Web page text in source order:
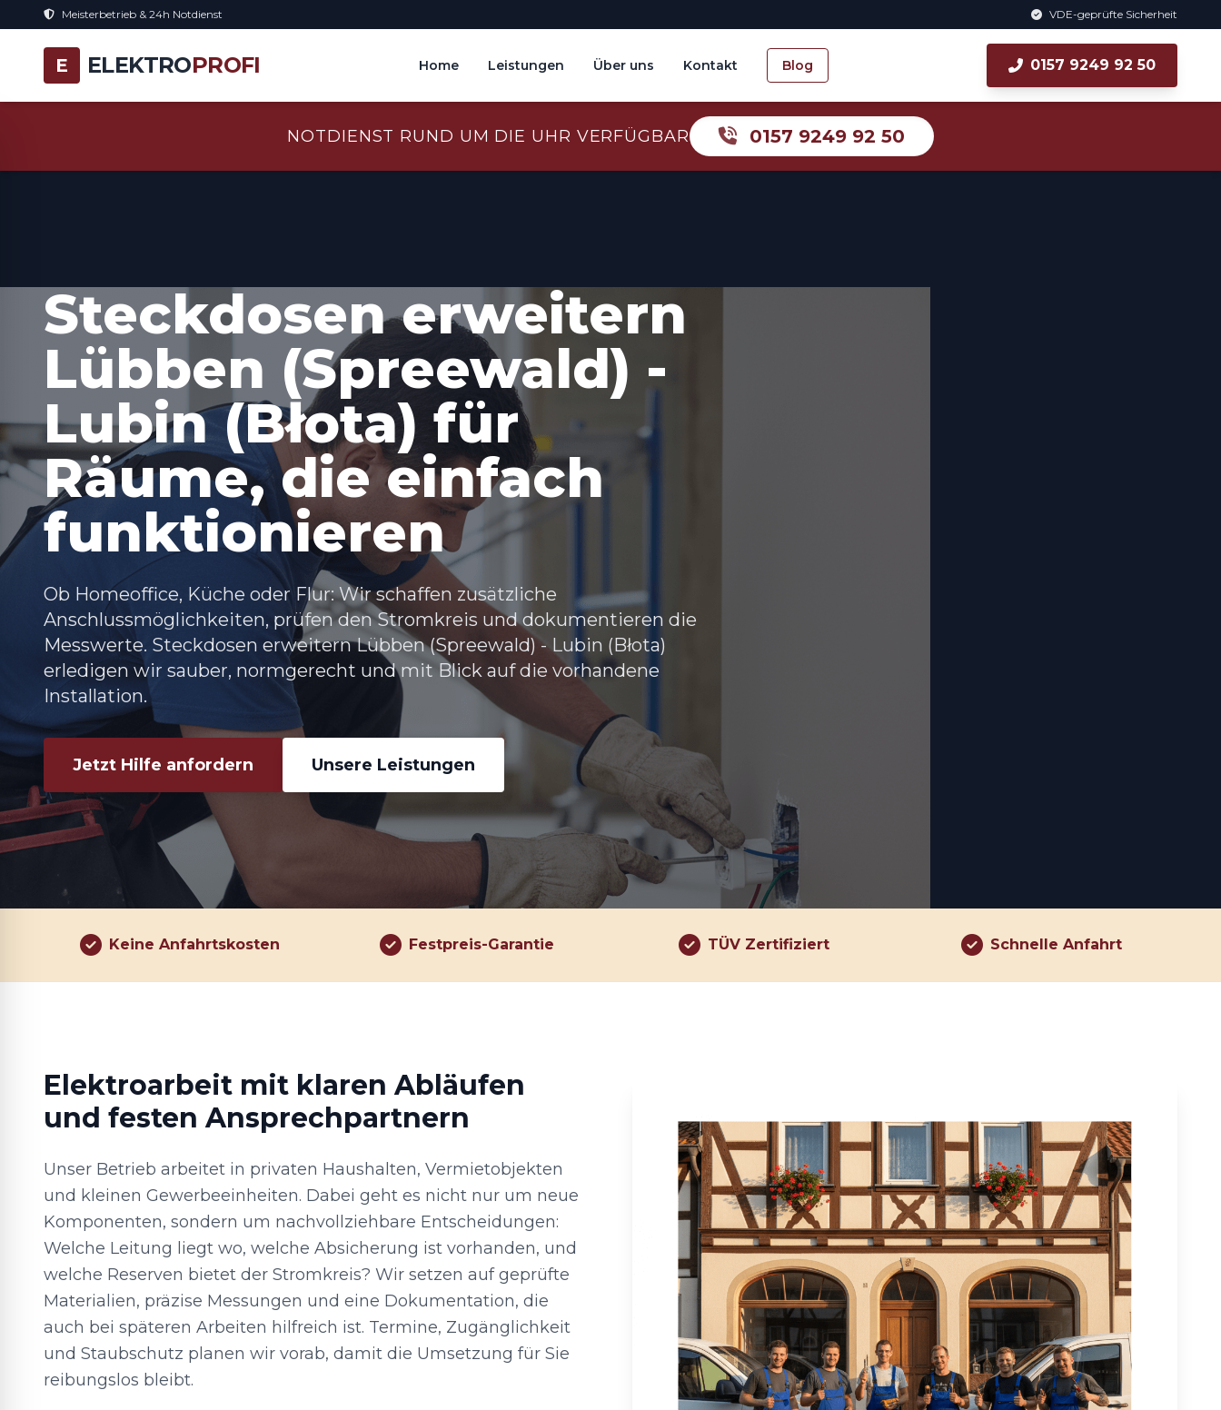
Meisterbetrieb & 24h Notdienst VDE-geprüfte Sicherheit
E ELEKTROPROFI Home Leistungen Über uns Kontakt Blog 0157 9249 92 50
NOTDIENST RUND UM DIE UHR VERFÜGBAR 0157 9249 92 50
Steckdosen erweitern
Lübben (Spreewald) -
Lubin (Błota) für
Räume, die einfach
funktionieren
Ob Homeoffice, Küche oder Flur: Wir schaffen zusätzliche
Anschlussmöglichkeiten, prüfen den Stromkreis und dokumentieren die
Messwerte. Steckdosen erweitern Lübben (Spreewald) - Lubin (Błota)
erledigen wir sauber, normgerecht und mit Blick auf die vorhandene
Installation.
Jetzt Hilfe anfordern Unsere Leistungen
Keine Anfahrtskosten Festpreis-Garantie TÜV Zertifiziert Schnelle Anfahrt
Elektroarbeit mit klaren Abläufen
und festen Ansprechpartnern
Unser Betrieb arbeitet in privaten Haushalten, Vermietobjekten
und kleinen Gewerbeeinheiten. Dabei geht es nicht nur um neue
Komponenten, sondern um nachvollziehbare Entscheidungen:
Welche Leitung liegt wo, welche Absicherung ist vorhanden, und
welche Reserven bietet der Stromkreis? Wir setzen auf geprüfte
Materialien, präzise Messungen und eine Dokumentation, die
auch bei späteren Arbeiten hilfreich ist. Termine, Zugänglichkeit
und Staubschutz planen wir vorab, damit die Umsetzung für Sie
reibungslos bleibt.